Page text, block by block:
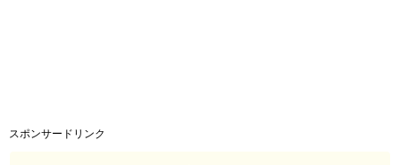
スポンサードリンク